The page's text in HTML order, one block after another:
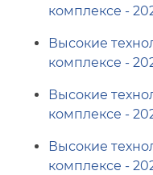
комплексе -
Высокие
комплексе -
Высокие
комплексе -
Высокие
комплексе -